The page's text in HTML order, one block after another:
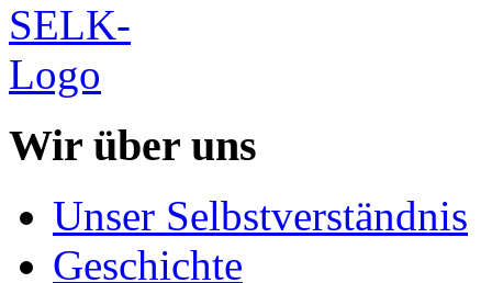
Wir über uns
Unser Selbstverständnis
Geschichte